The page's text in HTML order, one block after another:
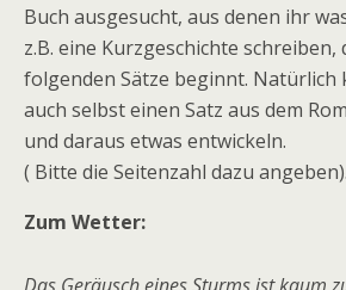
Buch ausgesucht, aus denen ihr
z.B. eine Kurzgeschichte
folgenden Sätze beginnt. Natürlich
auch selbst einen Satz aus dem
und daraus etwas entwickeln.
( Bitte die Seitenzahl dazu angeben).
Zum Wetter: